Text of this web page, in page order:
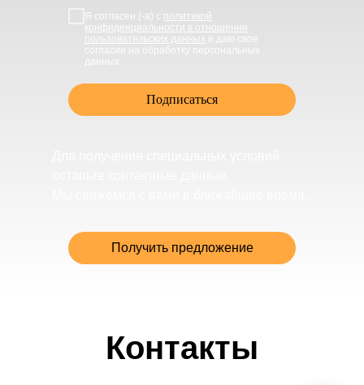
Я согласен (-а) с политикой
конфиденциальности в отношении
пользовательских данных и даю свое
согласие на обработку персональных
данных
Подписаться
Получить предложение
Контакты